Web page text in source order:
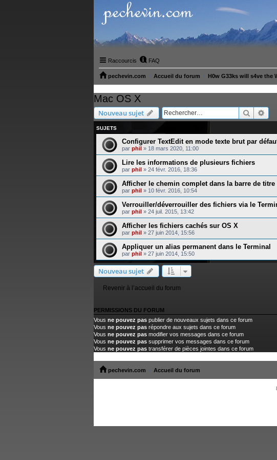
Raccourcis FAQ
pechevin.com Accueil du forum H0w G33ks will s4ve the
Mac OS X
Nouveau sujet
SUJETS
Configurer TextEdit en mode texte brut par
par phil » 18 mars 2020, 11:00
Lire les informations de plusieurs fichiers
par phil » 24 févr. 2016, 18:36
Afficher le chemin complet dans la barre de titre
par phil » 10 févr. 2016, 10:54
Verrouiller/déverrouiller des fichiers via le
par phil » 24 juil. 2015, 13:42
Afficher les fichiers cachés sur OS X
par phil » 27 juin 2014, 15:56
Appliquer un alias permanent dans le Terminal
par phil » 27 juin 2014, 15:50
Nouveau sujet
Revenir à l’accueil du forum
PERMISSIONS DU FORUM
Vous ne pouvez pas publier de nouveaux sujets dans ce forum
Vous ne pouvez pas répondre aux sujets dans ce forum
Vous ne pouvez pas modifier vos messages dans ce forum
Vous ne pouvez pas supprimer vos messages dans ce forum
Vous ne pouvez pas transférer de pièces jointes dans ce forum
pechevin.com Accueil du forum